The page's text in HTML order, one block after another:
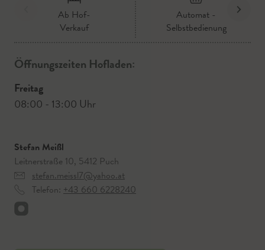
Ab Hof-
Verkauf
Automat -
Selbstbedienung
Öffnungszeiten Hofladen:
Freitag
08:00 - 13:00 Uhr
Stefan Meißl
Leitnerstraße 10, 5412 Puch
stefan.meissl7@yahoo.at
Telefon: +43 660 6228240